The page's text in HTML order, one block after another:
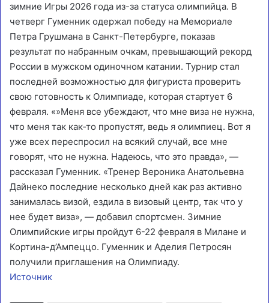
зимние Игры 2026 года из-за статуса олимпийца. В
четверг Гуменник одержал победу на Мемориале
Петра Грушмана в Санкт-Петербурге, показав
результат по набранным очкам, превышающий рекорд
России в мужском одиночном катании. Турнир стал
последней возможностью для фигуриста проверить
свою готовность к Олимпиаде, которая стартует 6
февраля. «»Меня все убеждают, что мне виза не нужна,
что меня так как‑то пропустят, ведь я олимпиец. Вот я
уже всех переспросил на всякий случай, все мне
говорят, что не нужна. Надеюсь, что это правда», —
рассказал Гуменник. «Тренер Вероника Анатольевна
Дайнеко последние несколько дней как раз активно
занималась визой, ездила в визовый центр, так что у
нее будет виза», — добавил спортсмен. Зимние
Олимпийские игры пройдут 6-22 февраля в Милане и
Кортина-д’Ампеццо. Гуменник и Аделия Петросян
получили приглашения на Олимпиаду.
Источник